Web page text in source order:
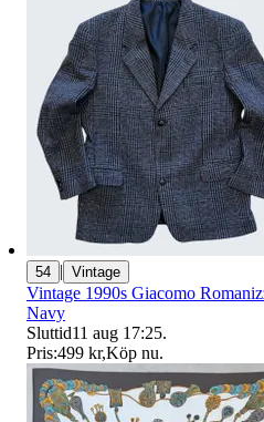
54 | Vintage
Vintage 1990s Giacomo
Navy
Sluttid11 aug 17:25.
Pris:499 kr,Köp nu.